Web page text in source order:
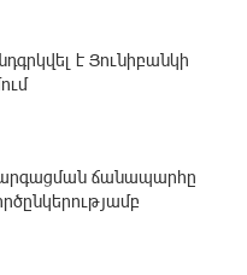
է Յունիբանկի
ճանապարհը